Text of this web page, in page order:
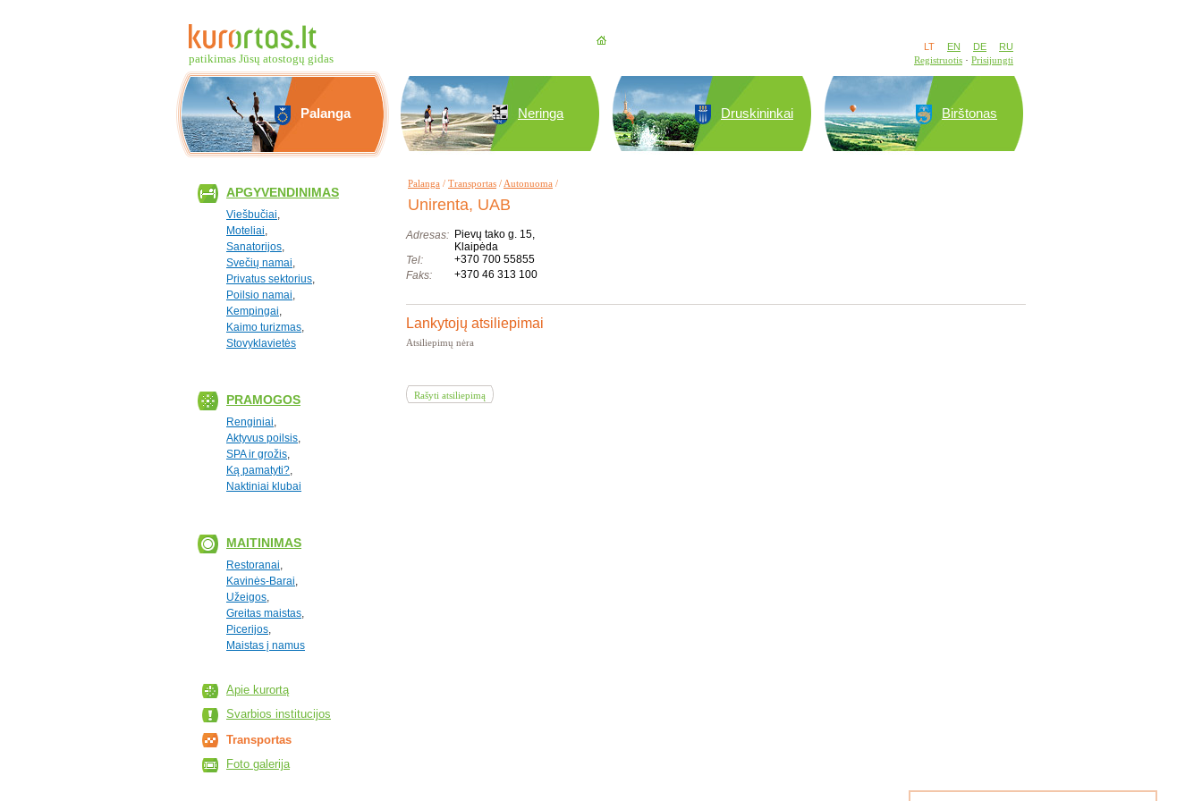
patikimas Jūsų atostogų gidas
LT EN DE
RU
Registruotis
Prisijungti
Palanga Neringa Druskininkai Birštonas
APGYVENDINIMAS
Viešbučiai,
Moteliai,
Sanatorijos,
Svečių namai,
Privatus sektorius,
Poilsio namai,
Kempingai,
Kaimo turizmas,
Stovyklavietės
PRAMOGOS
Renginiai,
Aktyvus poilsis,
SPA ir grožis,
Ką pamatyti?,
Naktiniai klubai
MAITINIMAS
Restoranai,
Kavinės-Barai,
Užeigos,
Greitas maistas,
Picerijos,
Maistas į namus
Apie kurortą
Svarbios institucijos
Transportas
Foto galerija
Palanga / Transportas / Autonuoma /
Unirenta, UAB
Adresas: Pievų tako g. 15,
Klaipėda
Tel:
+370 700 55855
Faks:
+370 46 313 100
Lankytojų atsiliepimai
Atsiliepimų nėra
Rašyti atsiliepimą